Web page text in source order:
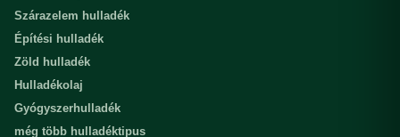
Szárazelem hulladék
Építési hulladék
Zöld hulladék
Hulladékolaj
Gyógyszerhulladék
még több hulladéktipus